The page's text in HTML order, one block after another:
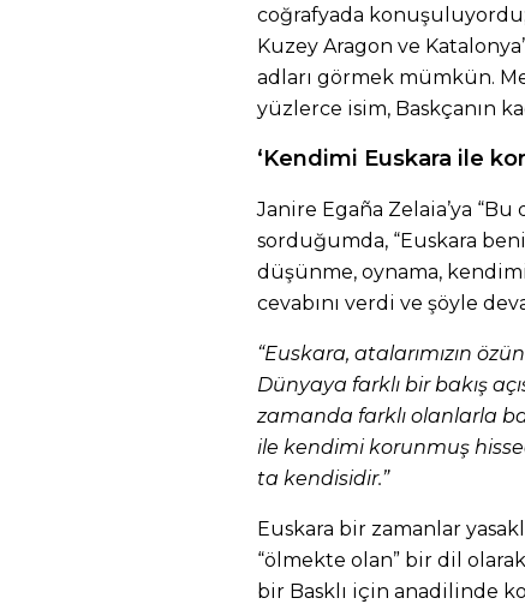
coğrafyada konuşuluyordu;
Kuzey Aragon ve
adları görmek mümkün.
yüzlerce isim, Baskçanın
‘Kendimi Euskara ile
Janire Egaña Zelaia’ya
sorduğumda, “Euskara
düşünme, oynama,
cevabını verdi ve şöyle
“Euskara, atalarımızın
Dünyaya farklı bir bakış
zamanda farklı olanlarla
ile kendimi korunmuş
ta kendisidir.”
Euskara bir zamanlar
“ölmekte olan” bir dil
bir Basklı için anadilinde